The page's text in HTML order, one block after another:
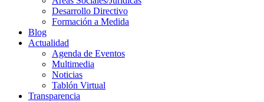
Desarrollo Directivo
Formación a Medida
Blog
Actualidad
Agenda de Eventos
Multimedia
Noticias
Tablón Virtual
Transparencia